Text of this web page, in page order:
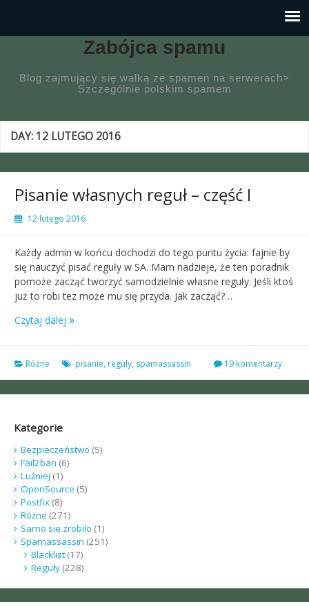
Zabójca spamu
Blog zajmujący się walką ze spamen na serwerach>
Szczególnie polskim spamem
DAY: 12 LUTEGO 2016
Pisanie własnych reguł – część I
12 lutego 2016
Każdy admin w końcu dochodzi do tego puntu życia: fajnie by
się nauczyć pisać reguły w SA. Mam nadzieje, że ten poradnik
pomoże zacząć tworzyć samodzielnie własne reguły. Jeśli ktoś
już to robi tez może mu się przyda. Jak zacząć?…
Czytaj dalej
Różne pisanie, reguly, spamassassin 19 komentarzy
Kategorie
Bezpieczeństwo (5)
Fail2ban (6)
Luźniej (1)
OpenSource (5)
Postfix(8)
Różne (271)
Samo sie zrobilo (1)
Spamassassin (251)
Blacklist(17)
Reguły(228)